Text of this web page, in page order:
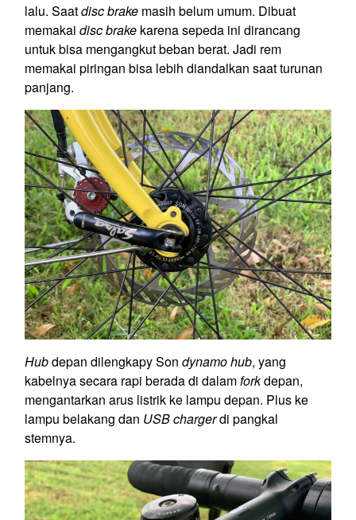
lalu. Saatdisc brake masih belum umum. Dibuat
memakai disc brake karena sepeda ini dirancang
untuk bisa mengangkut beban berat. Jadi rem
memakai piringan bisa lebih diandalkan saat turunan
panjang.
Hubdepan dilengkapy Son dynamo hub, yang
kabelnya secara rapi berada di dalamforkdepan,
mengantarkan arus listrik ke lampu depan. Plus ke
lampu belakang dan USB chargerdi pangkal
stemnya.